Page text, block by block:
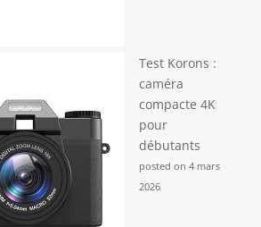
est résistant à la poussière et aux
Test Korons :
caméra
compacte 4K
pour
débutants
posted on 4 mars
2026